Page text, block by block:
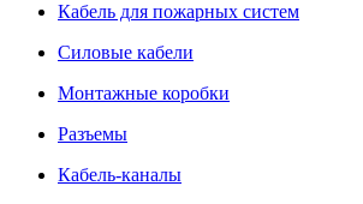
Кабель для пожарных систем
Силовые кабели
Монтажные коробки
Разъемы
Кабель-каналы